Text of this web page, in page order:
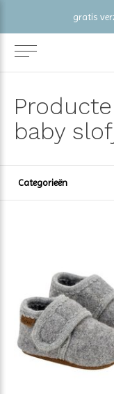
gratis
baby
Categorieën